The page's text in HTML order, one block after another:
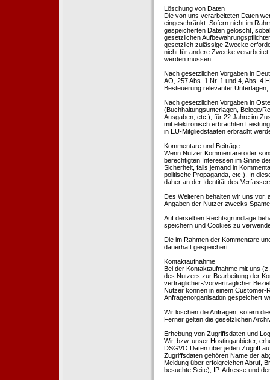
Löschung von Daten
Die von uns verarbeiteten Daten
eingeschränkt. Sofern nicht im
gespeicherten Daten gelöscht,
gesetzlichen
gesetzlich zulässige Zwecke
nicht für andere Zwecke
werden müssen.
Nach gesetzlichen Vorgaben in
AO, 257 Abs. 1 Nr. 1 und 4, Abs. 4
Besteuerung relevanter
Nach gesetzlichen Vorgaben in
(Buchhaltungsunterlagen, Belege/
Ausgaben, etc.), für 22 Jahre im
mit elektronisch erbrachten
in EU-Mitgliedstaaten erbracht
Kommentare und Beiträge
Wenn Nutzer Kommentare oder
berechtigten Interessen im Sinne
Sicherheit, falls jemand in
politische Propaganda, etc.). In
daher an der Identität des
Des Weiteren behalten wir uns vor,
Angaben der Nutzer zwecks
Auf derselben Rechtsgrundlage
speichern und Cookies zu
Die im Rahmen der Kommentare
dauerhaft gespeichert.
Kontaktaufnahme
Bei der Kontaktaufnahme mit uns
des Nutzers zur Bearbeitung der
vertraglicher-/vorvertraglicher
Nutzer können in einem Customer-
Anfragenorganisation gespeichert
Wir löschen die Anfragen, sofern
Ferner gelten die gesetzlichen
Erhebung von Zugriffsdaten und
Wir, bzw. unser Hostinganbieter,
DSGVO Daten über jeden Zugriff
Zugriffsdaten gehören Name der
Meldung über erfolgreichen Abruf,
besuchte Seite), IP-Adresse und